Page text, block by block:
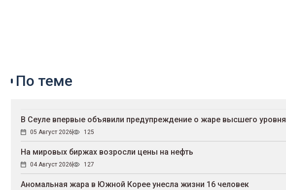
По теме
В Сеуле впервые объявили предупреждение о жаре высшего уровня
05 Август 2026 125
На мировых биржах возросли цены на нефть
04 Август 2026 127
Аномальная жара в Южной Корее унесла жизни 16 человек